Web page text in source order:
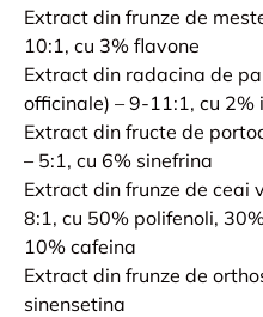
Extract din frunze de
10:1, cu 3% flavone
Extract din radacina de
officinale) – 9-11:1, cu 2%
Extract din fructe de
– 5:1, cu 6% sinefrina
Extract din frunze de ceai
8:1, cu 50% polifenoli,
10% cafeina
Extract din frunze de
sinensetina